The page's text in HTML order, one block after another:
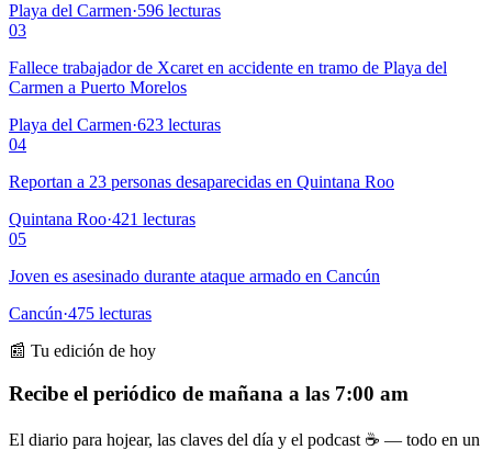
Playa del Carmen·596 lecturas
03
Fallece trabajador de Xcaret en accidente en tramo de Playa del
Carmen a Puerto Morelos
Playa del Carmen·623 lecturas
04
Reportan a 23 personas desaparecidas en Quintana Roo
Quintana Roo·421 lecturas
05
Joven es asesinado durante ataque armado en Cancún
Cancún·475 lecturas
📰 Tu edición de hoy
Recibe el periódico de mañana a las 7:00 am
El diario para hojear, las claves del día y el podcast ☕ — todo en un